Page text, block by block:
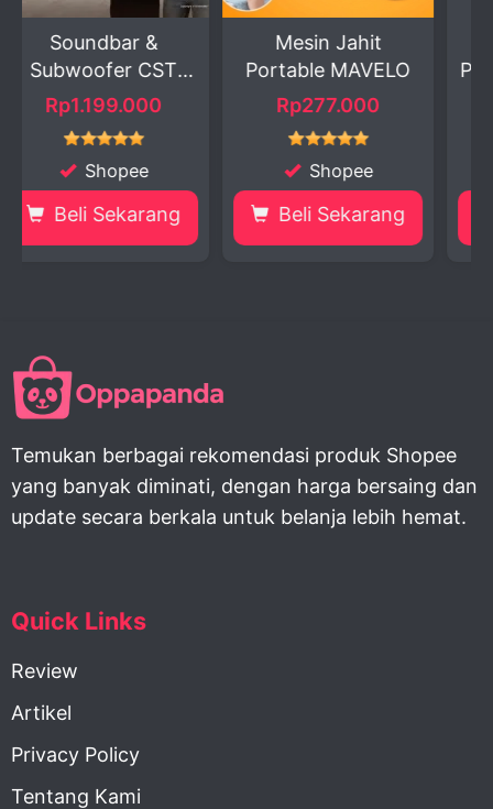
Mesin Jahit
Portable MAVELO
Rp277.000
Beli Sekarang
Mesin Jahit
Portable Serbaguna
Rp340.000
Beli Sekarang
Temukan berbagai rekomendasi produk Shopee
yang banyak diminati, dengan harga bersaing dan
update secara berkala untuk belanja lebih hemat.
Quick Links
Review
Artikel
Privacy Policy
Tentang Kami